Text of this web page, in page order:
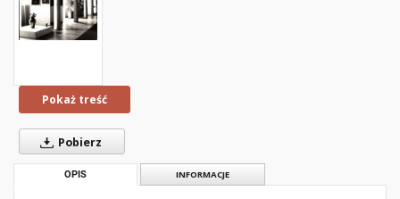
Pokaż treść
Pobierz
OPIS INFORMACJE